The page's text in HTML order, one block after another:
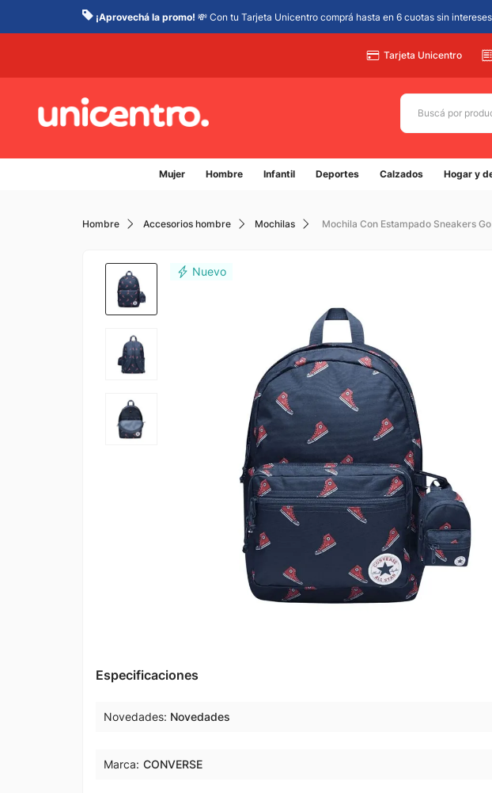
¡Aprovechá la promo! 💸 Con tu Tarjeta Unicentro comprá hasta en 6 cuotas sin
Tarjeta Unicentro
Buscá por
Mujer Hombre Infantil Deportes Calzados Hogar y
Hombre Accesorios hombre Mochilas Mochila Con Estampado Sneakers
Especificaciones
Novedades Novedades
Marca: CONVERSE
Términos más buscados